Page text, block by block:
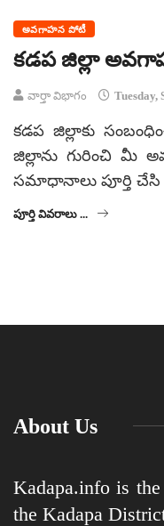
అవగాహన పోటీ
కడప జిల్లా
వార్తా విభాగం Tuesday,
కడప జిల్లాకు
జిల్లాను గురించి మీ
సమాధానాలు పూర్తి చేసి
పూర్తి వివరాలు ...
About Us
Kadapa.info is
the Kadapa